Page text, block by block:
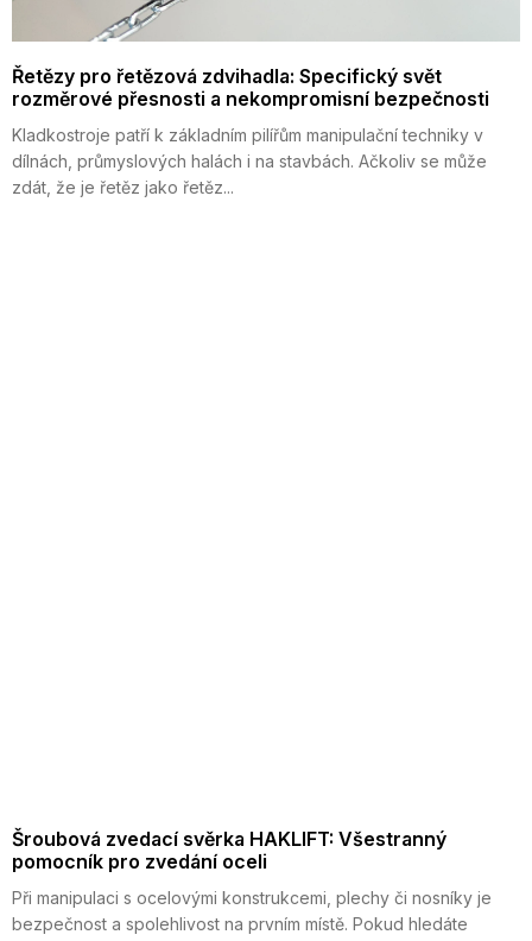
Řetězy pro řetězová zdvihadla: Specifický svět
rozměrové přesnosti a nekompromisní bezpečnosti
Kladkostroje patří k základním pilířům manipulační techniky v
dílnách, průmyslových halách i na stavbách. Ačkoliv se může
zdát, že je řetěz jako řetěz...
Šroubová zvedací svěrka HAKLIFT: Všestranný
pomocník pro zvedání oceli
Při manipulaci s ocelovými konstrukcemi, plechy či nosníky je
bezpečnost a spolehlivost na prvním místě. Pokud hledáte